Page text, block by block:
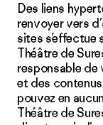
Des liens
renvoyer vers
sites s’effectue
Théâtre de
responsable de
et des
pouvez en
Théâtre de